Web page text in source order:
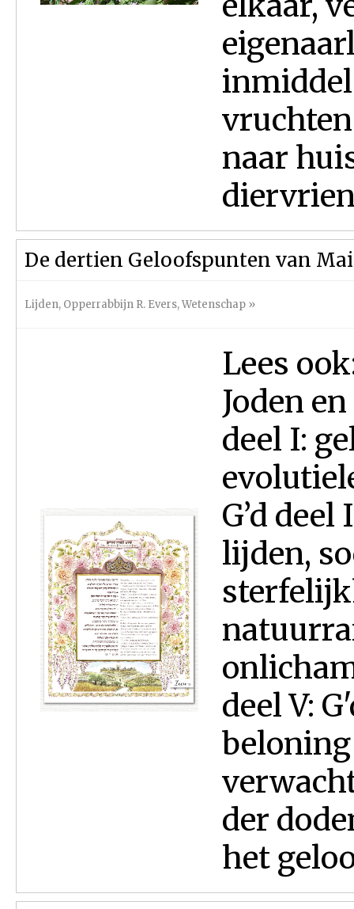
naar
De dertien Geloofspunten van
Lijden, Opperrabbijn R. Evers,Wetenschap »
Lees
Joden
deel I:
G’d
lijden,
deel V:
beloning
der
het